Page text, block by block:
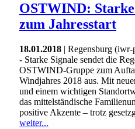
OSTWIND:
zum Jahresstart
18.01.2018 | Regensburg (iwr-
- Starke Signale sendet die
OSTWIND-Gruppe zum
Windjahres 2018 aus. Mit
und einem wichtigen
das mittelständische
positive Akzente – trotz
weiter...